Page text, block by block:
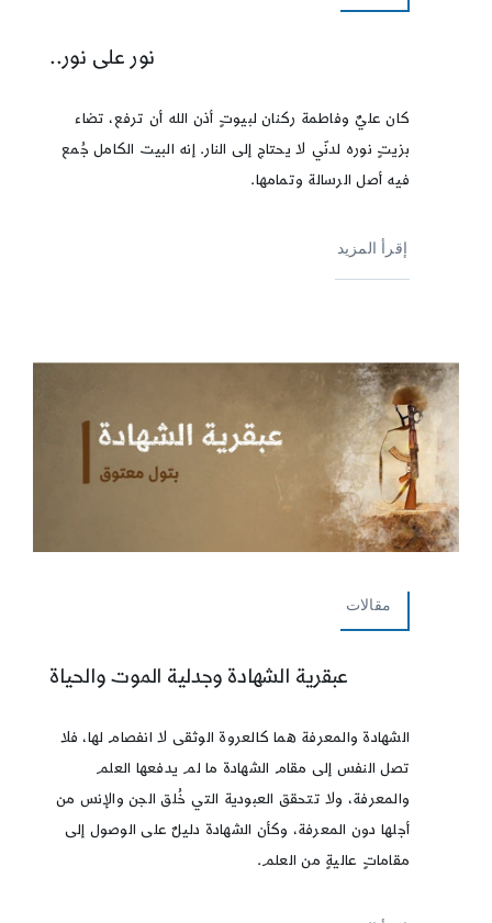
نور على نور..
كان عليٌ وفاطمة ركنان لبيوتٍ أذن الله أن ترفع، تضاء
بزيتٍ نوره لدنّي لا يحتاج إلى النار. إنه البيت الكامل جُمع
فيه أصل الرسالة وتمامها.
إقرأ المزيد
مقالات
عبقرية الشهادة وجدلية الموت والحياة
الشهادة والمعرفة هما كالعروة الوثقى لا انفصام لها، فلا
تصل النفس إلى مقام الشهادة ما لم يدفعها العلم
والمعرفة، ولا تتحقق العبودية التي خُلق الجن والإنس من
أجلها دون المعرفة، وكأن الشهادة دليلٌ على الوصول إلى
مقاماتٍ عاليةٍ من العلم.